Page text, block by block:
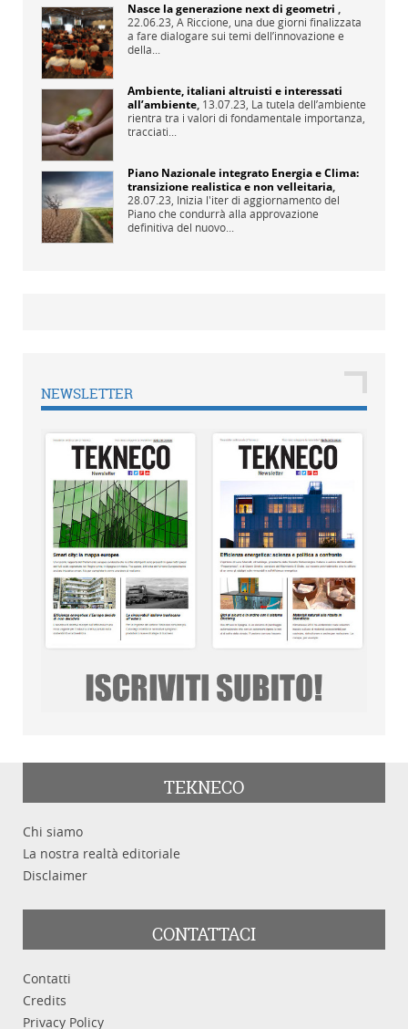
Nasce la generazione next di geometri ,
22.06.23, A Riccione, una due giorni finalizzata
a fare dialogare sui temi dell’innovazione e
della...
Ambiente, italiani altruisti e interessati
all’ambiente, 13.07.23, La tutela dell’ambiente
rientra tra i valori di fondamentale importanza,
tracciati...
Piano Nazionale integrato Energia e Clima:
transizione realistica e non velleitaria,
28.07.23, Inizia l'iter di aggiornamento del
Piano che condurrà alla approvazione
definitiva del nuovo...
NEWSLETTER
TEKNECO
Chi siamo
La nostra realtà editoriale
Disclaimer
CONTATTACI
Contatti
Credits
Privacy Policy